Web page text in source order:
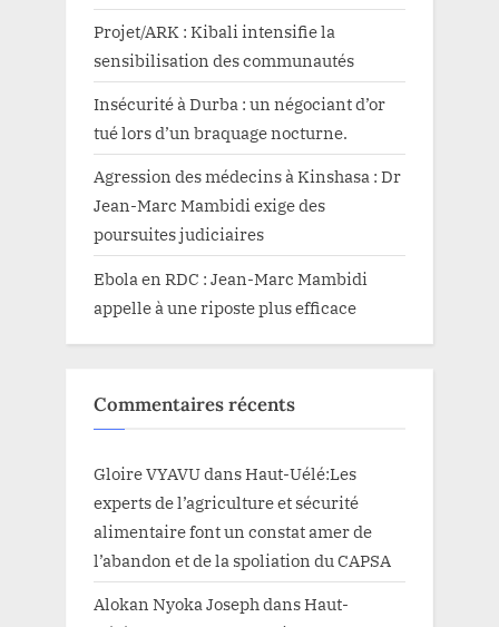
Projet/ARK : Kibali intensifie la
sensibilisation des communautés
Insécurité à Durba : un négociant d’or
tué lors d’un braquage nocturne.
Agression des médecins à Kinshasa : Dr
Jean-Marc Mambidi exige des
poursuites judiciaires
Ebola en RDC : Jean-Marc Mambidi
appelle à une riposte plus efficace
Commentaires récents
Gloire VYAVUdansHaut-Uélé:Les
experts de l’agriculture et sécurité
alimentaire font un constat amer de
l’abandon et de la spoliation du CAPSA
Alokan Nyoka Joseph dansHaut-